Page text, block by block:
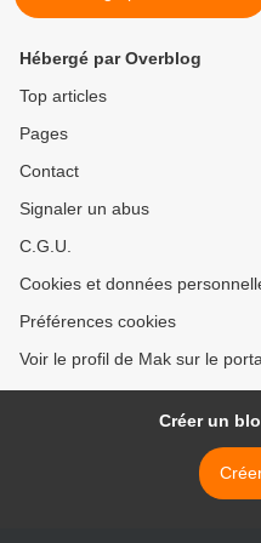
Hébergé par Overblog
Top articles
Pages
Contact
Signaler un abus
C.G.U.
Cookies et données
Préférences cookies
Voir le profil de Mak sur le
Créer un